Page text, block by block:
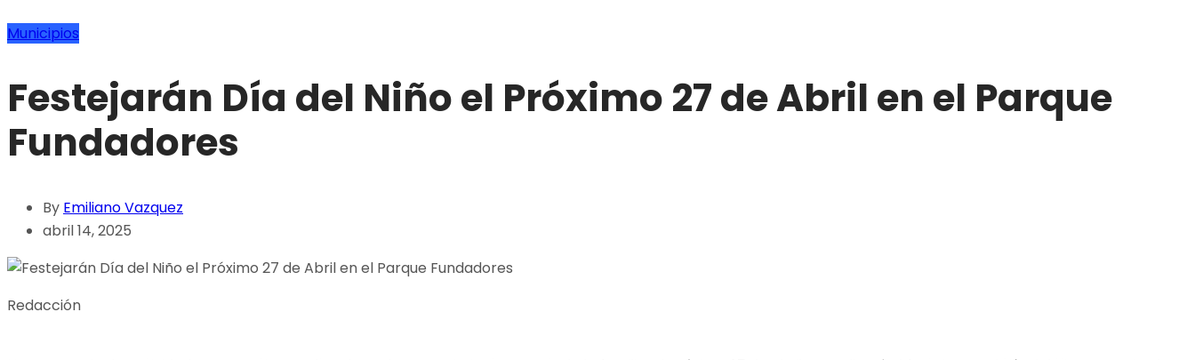
Municipios
Festejarán Día del Niño el Próximo 27 de Abril en el Parque
Fundadores
By Emiliano Vazquez
abril 14, 2025
Redacción